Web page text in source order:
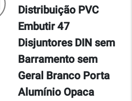
Distribuição PVC
Embutir 47
Disjuntores DIN sem
Barramento sem
Geral Branco Porta
Alumínio Opaca